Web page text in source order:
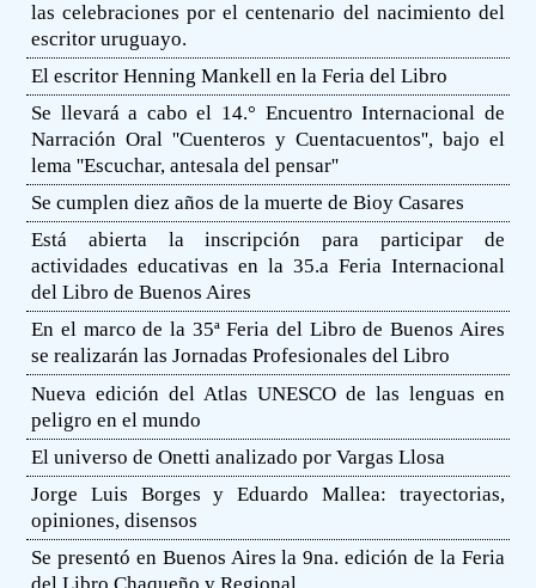
las celebraciones por el centenario del nacimiento del
escritor uruguayo.
El escritor Henning Mankell en la Feria del Libro
Se llevará a cabo el 14.° Encuentro Internacional de
Narración Oral ''Cuenteros y Cuentacuentos'', bajo el
lema ''Escuchar, antesala del pensar''
Se cumplen diez años de la muerte de Bioy Casares
Está abierta la inscripción para participar de
actividades educativas en la 35.a Feria Internacional
del Libro de Buenos Aires
En el marco de la 35ª Feria del Libro de Buenos Aires
se realizarán las Jornadas Profesionales del Libro
Nueva edición del Atlas UNESCO de las lenguas en
peligro en el mundo
El universo de Onetti analizado por Vargas Llosa
Jorge Luis Borges y Eduardo Mallea: trayectorias,
opiniones, disensos
Se presentó en Buenos Aires la 9na. edición de la Feria